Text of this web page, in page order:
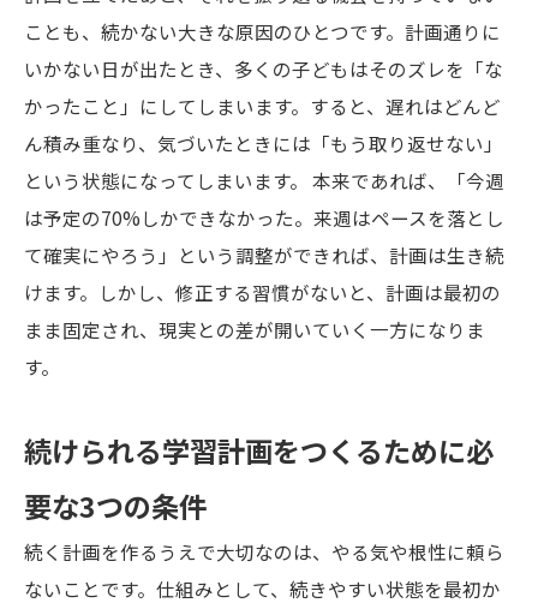
ことも、続かない大きな原因のひとつです。計画通りに
いかない日が出たとき、多くの子どもはそのズレを「な
かったこと」にしてしまいます。すると、遅れはどんど
ん積み重なり、気づいたときには「もう取り返せない」
という状態になってしまいます。 本来であれば、「今週
は予定の70%しかできなかった。来週はペースを落とし
て確実にやろう」という調整ができれば、計画は生き続
けます。しかし、修正する習慣がないと、計画は最初の
まま固定され、現実との差が開いていく一方になりま
す。
続けられる学習計画をつくるために必
要な3つの条件
続く計画を作るうえで大切なのは、やる気や根性に頼ら
ないことです。仕組みとして、続きやすい状態を最初か